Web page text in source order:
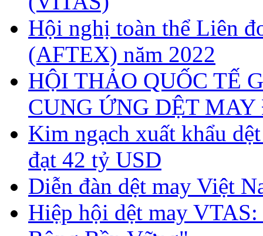
Hội nghị toàn thể Liên
(AFTEX) năm 2022
HỘI THẢO QUỐC TẾ
CUNG ỨNG DỆT
Kim ngạch xuất khẩu
đạt 42 tỷ USD
Diễn đàn dệt may Việt
Hiệp hội dệt may